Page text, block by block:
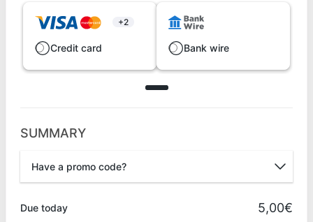
+2
Credit card Bank wire
SUMMARY
Have a promo code?
Due today 5,00€